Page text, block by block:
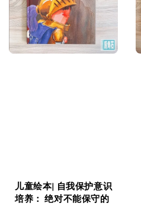
儿童绘本| 自我保护意识
培养： 绝对不能保守的